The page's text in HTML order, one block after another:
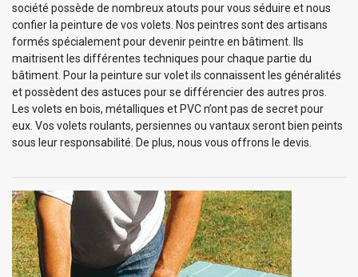
société possède de nombreux atouts pour vous séduire et nous
confier la peinture de vos volets. Nos peintres sont des artisans
formés spécialement pour devenir peintre en bâtiment. Ils
maitrisent les différentes techniques pour chaque partie du
bâtiment. Pour la peinture sur volet ils connaissent les généralités
et possèdent des astuces pour se différencier des autres pros.
Les volets en bois, métalliques et PVC n’ont pas de secret pour
eux. Vos volets roulants, persiennes ou vantaux seront bien peints
sous leur responsabilité. De plus, nous vous offrons le devis.